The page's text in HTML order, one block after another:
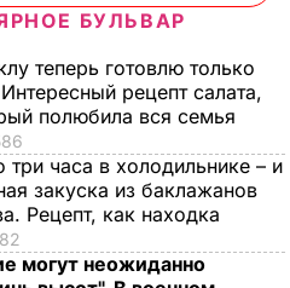
БУЛЬВАР
теперь готовлю только
рецепт салата,
полюбила вся семья
три часа в холодильнике – и
закуска из баклажанов
Рецепт, как находка
могут неожиданно